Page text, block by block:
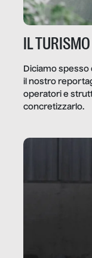
IL
Diciamo spesso
il nostro
operatori e
concretizzarlo.